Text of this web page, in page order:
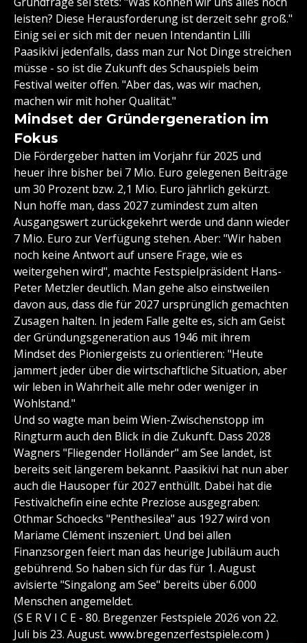
leisten? Diese Herausforderung ist derzeit sehr groß."
Einig sei er sich mit der neuen Intendantin Lilli
Paasikivi jedenfalls, dass man zur Not Dinge streichen
müsse - so ist die Zukunft des Schauspiels beim
Festival weiter offen. "Aber das, was wir machen,
machen wir mit hoher Qualität."
Mindset der Gründergeneration im
Fokus
Die Fördergeber hatten im Vorjahr für 2025 und
heuer ihre bisher bei 7 Mio. Euro gelegenen Beiträge
um 30 Prozent bzw. 2,1 Mio. Euro jährlich gekürzt.
Nun hoffe man, dass 2027 zumindest zum alten
Ausgangswert zurückgekehrt werde und dann wieder
7 Mio. Euro zur Verfügung stehen. Aber: "Wir haben
noch keine Antwort auf unsere Frage, wie es
weitergehen wird", machte Festspielpräsident Hans-
Peter Metzler deutlich. Man gehe also einstweilen
davon aus, dass die für 2027 ursprünglich gemachten
Zusagen halten. In jedem Falle gelte es, sich am Geist
der Gründungsgeneration aus 1946 mit ihrem
Mindset des Pioniergeists zu orientieren: "Heute
jammert jeder über die wirtschaftliche Situation, aber
wir leben in Wahrheit alle mehr oder weniger in
Wohlstand."
Und so wagte man beim Wien-Zwischenstopp im
Ringturm auch den Blick in die Zukunft. Dass 2028
Wagners "Fliegender Holländer" am See landet, ist
bereits seit längerem bekannt. Paasikivi hat nun aber
auch die Hausoper für 2027 enthüllt. Dabei hat die
Festivalchefin eine echte Preziose ausgegraben:
Othmar Schoecks "Penthesilea" aus 1927 wird von
Mariame Clément inszeniert. Und bei allen
Finanzsorgen feiert man das heurige Jubiläum auch
gebührend. So haben sich für das für 1. August
avisierte "Singalong am See" bereits über 6.000
Menschen angemeldet.
(S E R V I C E - 80. Bregenzer Festspiele 2026 von 22.
Juli bis 23. August. www.bregenzerfestspiele.com )